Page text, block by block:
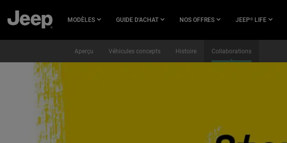
MAIN
CONTENT
MODÈLES GUIDE D'ACHAT NOS OFFRES JEEP® LIFE
Aperçu Véhicules concepts Histoire Collaborations
SKIP TO
NAVIGATION